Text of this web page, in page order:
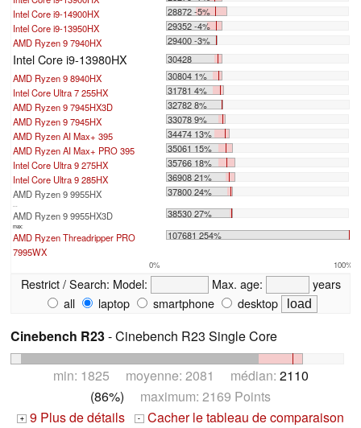
Intel Core i9-14900HX
28872 -5%
Intel Core i9-13950HX
29352 -4%
AMD Ryzen 9 7940HX
29400 -3%
Intel Core i9-13980HX
30428
AMD Ryzen 9 8940HX
30804 1%
Intel Core Ultra 7 255HX
31781 4%
AMD Ryzen 9 7945HX3D
32782 8%
AMD Ryzen 9 7945HX
33078 9%
AMD Ryzen AI Max+ 395
34474 13%
AMD Ryzen AI Max+ PRO 395
35061 15%
Intel Core Ultra 9 275HX
35766 18%
Intel Core Ultra 9 285HX
36908 21%
AMD Ryzen 9 9955HX
37800 24%
...
AMD Ryzen 9 9955HX3D 38530 27%
max:
AMD Ryzen Threadripper PRO
7995WX
107681 254%
0% 100%
Restrict / Search: Model: Max. age:
years
all
laptop smartphone desktop
Cinebench R23- Cinebench R23 Single Core
min: 1825 moyenne: 2081 médian: 2110
(86%) maximum: 2169 Points
+ 9 Plus de détails - Cacher le tableau de comparaison